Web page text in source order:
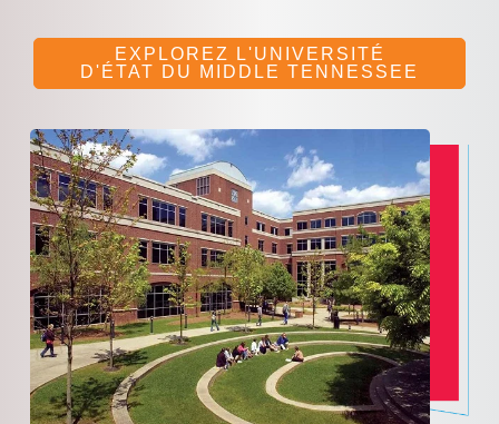
EXPLOREZ L'UNIVERSITÉ
D'ÉTAT DU MIDDLE TENNESSEE